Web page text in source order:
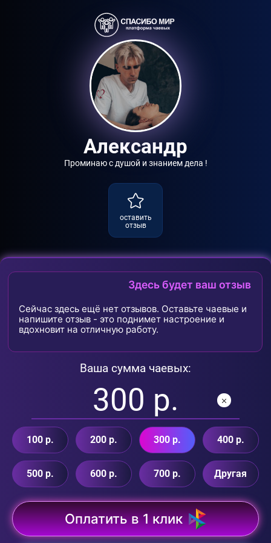
Александр
Проминаю с душой и знанием дела !
оставить
отзыв
Здесь будет ваш отзыв
Сейчас здесь ещё нет отзывов. Оставьте чаевые и
напишите отзыв - это поднимет настроение и
вдохновит на отличную работу.
Ваша сумма чаевых:
100 р. 200 р. 300 р. 400 р.
500 р. 600 р. 700 р. Другая
Оплатить в 1 клик